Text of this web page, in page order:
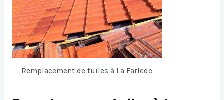
Remplacement de tuiles à La Farlede